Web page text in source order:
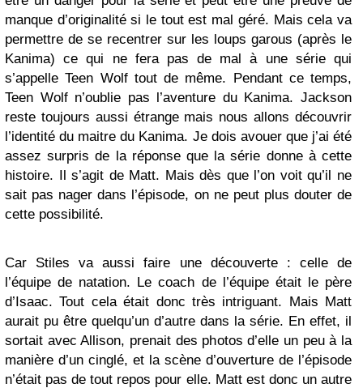
manque d’originalité si le tout est mal géré. Mais cela va
permettre de se recentrer sur les loups garous (après le
Kanima) ce qui ne fera pas de mal à une série qui
s’appelle Teen Wolf tout de même. Pendant ce temps,
Teen Wolf n’oublie pas l’aventure du Kanima. Jackson
reste toujours aussi étrange mais nous allons découvrir
l’identité du maitre du Kanima. Je dois avouer que j’ai été
assez surpris de la réponse que la série donne à cette
histoire. Il s’agit de Matt. Mais dès que l’on voit qu’il ne
sait pas nager dans l’épisode, on ne peut plus douter de
cette possibilité.
Car Stiles va aussi faire une découverte : celle de
l’équipe de natation. Le coach de l’équipe était le père
d’Isaac. Tout cela était donc très intriguant. Mais Matt
aurait pu être quelqu’un d’autre dans la série. En effet, il
sortait avec Allison, prenait des photos d’elle un peu à la
manière d’un cinglé, et la scène d’ouverture de l’épisode
n’était pas de tout repos pour elle. Matt est donc un autre